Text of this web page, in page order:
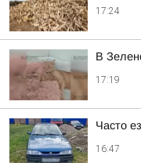
17:24
В
17:19
Часто
16:47